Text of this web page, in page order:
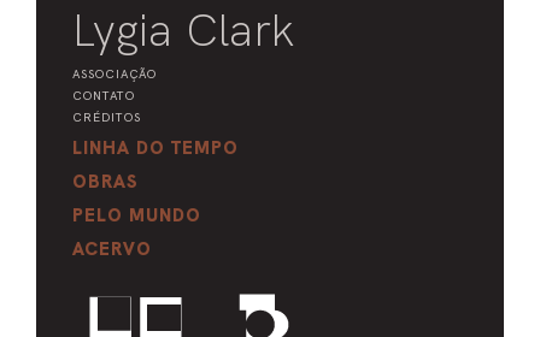
Lygia Clark
ASSOCIAÇÃO
CONTATO
CRÉDITOS
LINHA DO TEMPO
OBRAS
PELO MUNDO
ACERVO